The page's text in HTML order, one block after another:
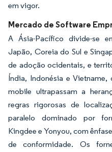
em vigor.
Mercado de Software
A Ásia-Pacífico divide-se
Japão, Coreia do Sul e
de adoção ocidentais, e
Índia, Indonésia e
mobile ultrapassam a
regras rigorosas de
paralelo dominado por
Kingdee e Yonyou, com
de conformidade. Os